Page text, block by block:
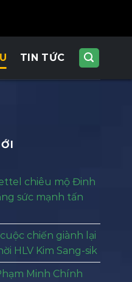
TIN TỨC
chiêu mộ Đinh
sức mạnh tấn
chiến giành lại
HLV Kim Sang-sik
Minh Chính